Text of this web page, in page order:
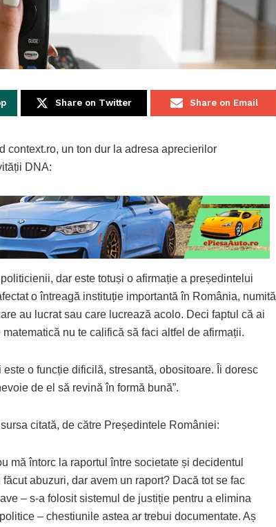
Share on Twitter Share on Email
context.ro, un ton dur la adresa aprecierilor
DNA:
dar este totuși o afirmație a președintelui
o întreagă instituție importantă în România, numită
au lucrat sau care lucrează acolo. Deci faptul că ai
nu te califică să faci altfel de afirmații.
o funcție dificilă, stresantă, obositoare. Îi doresc
de el să revină în formă bună”.
citată, de către Președintele României:
mă întorc la raportul între societate și decidentul
abuzuri, dar avem un raport? Dacă tot se fac
– s-a folosit sistemul de justiție pentru a elimina
– chestiunile astea ar trebui documentate. Aș